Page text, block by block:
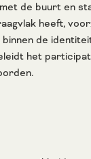
de buurt en
heeft,
de
het